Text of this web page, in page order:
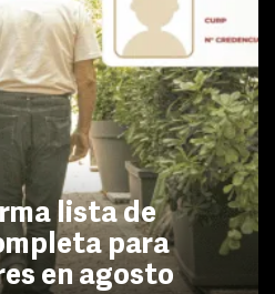
lista de
para
en agosto